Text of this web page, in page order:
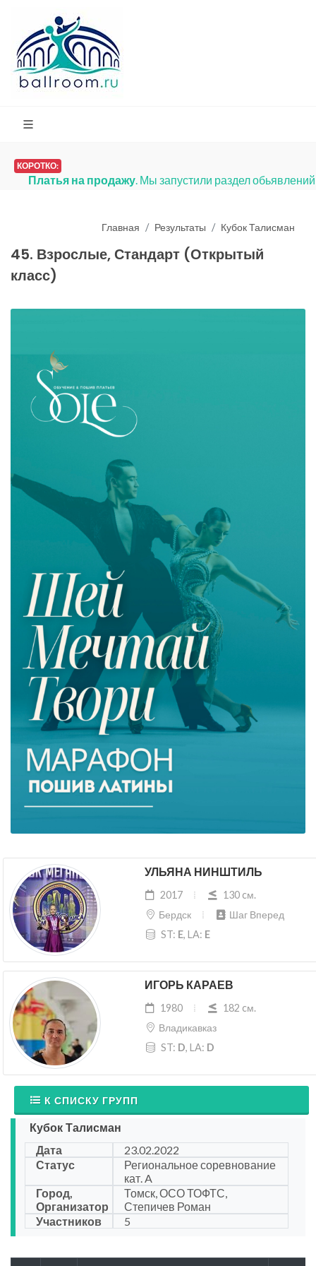
КОРОТКО:
Платья на продажу. Мы запустили раздел
Главная Результаты Кубок Талисман
45. Взрослые, Стандарт (Открытый
класс)
УЛЬЯНА НИНШТИЛЬ
2017
130 cм.
Бердск
Шаг Вперед
ST: E, LA: E
ИГОРЬ КАРАЕВ
1980
182 cм.
Владикавказ
ST: D, LA: D
К СПИСКУ ГРУПП
Кубок Талисман
Дата
23.02.2022
Статус
Региональное соревнование
кат. A
Город,
Организатор
Томск, ОСО ТОФТС,
Степичев Роман
Участников
5